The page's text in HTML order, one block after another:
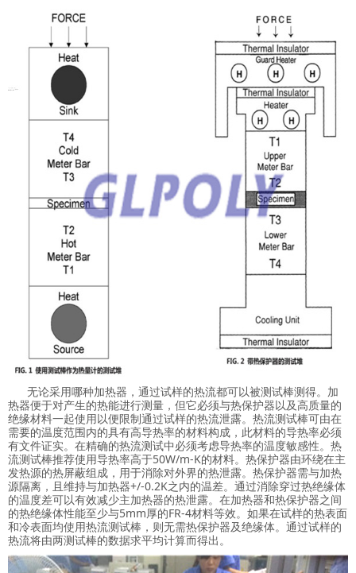
无论采用哪种加热器，通过试样的热流都可以被测试棒测得。加
热器便于对产生的热能进行测量，但它必须与热保护器以及高质量的
绝缘材料一起使用以便限制通过试样的热流泄露。热流测试棒可由在
需要的温度范围内的具有高导热率的材料构成，此材料的导热率必须
有文件证实。在精确的热流测试中必须考虑导热率的温度敏感性。热
流测试棒推荐使用导热率高于50W/m-K的材料。热保护器由环绕在主
发热源的热屏蔽组成，用于消除对外界的热泄露。热保护器需与加热
源隔离，且维持与加热器+/-0.2K之内的温差。通过消除穿过热绝缘体
的温度差可以有效减少主加热器的热泄露。在加热器和热保护器之间
的热绝缘体性能至少与5mm厚的FR-4材料等效。如果在试样的热表面
和冷表面均使用热流测试棒，则无需热保护器及绝缘体。通过试样的
热流将由两测试棒的数据求平均计算而得出。